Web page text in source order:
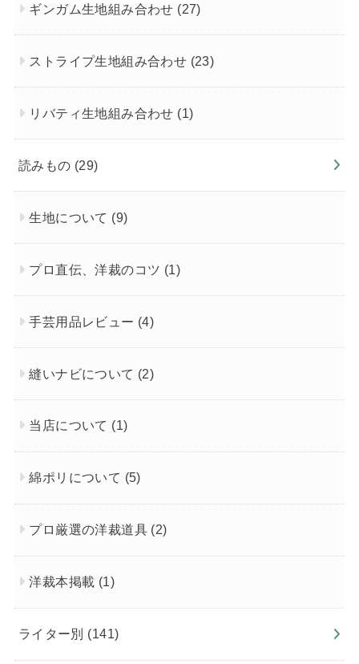
ギンガム生地組み合わせ (27)
ストライプ生地組み合わせ (23)
リバティ生地組み合わせ (1)
読みもの (29)
生地について (9)
プロ直伝、洋裁のコツ (1)
手芸用品レビュー (4)
縫いナビについて (2)
当店について (1)
綿ポリについて (5)
プロ厳選の洋裁道具 (2)
洋裁本掲載 (1)
ライター別 (141)